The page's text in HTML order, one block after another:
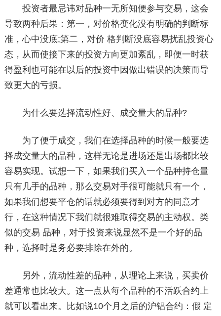
投资者最忌讳对品种一无所知便参与交易，这会
导致两种后果：第一，对价格变化没有明确的判断标
准，心中没底;第二，对价 格判断没底容易扰乱投资心
态，从而使接下来的投资方向更加紊乱，即便一时获
得盈利也可能在以后的投资中因做出错误的决策而导
致更大的亏损。
为什么要选择流动性好、成交量大的品种?
为了便于成交，我们在选择品种的时候一般要选
择成交量大的品种，这样无论是进场还是出场都比较
容易实现。试想一下，如果我们买入一个品种持仓量
只有几手的品种，那么交易对手很可能就只有一个，
如果我们想要平仓的话就必须要得到对方的同意才
行，在这种情况下我们就很难取得交易的主动权。类
似的交易 品种，对于投资来说显然不是一个好的品
种，选择时是务必要排除在外的。
另外，流动性差的品种，从理论上来说，买卖价
差通常也比较大。这一点从每个品种的不活跃合约上
就可以看出来。比如说10个月之后的沪铝合约：假 定